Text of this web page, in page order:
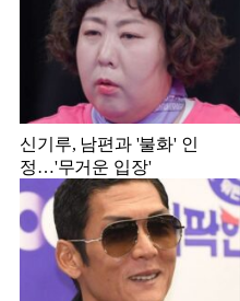
신기루, 남편과 '불화' 인
정…'무거운 입장'